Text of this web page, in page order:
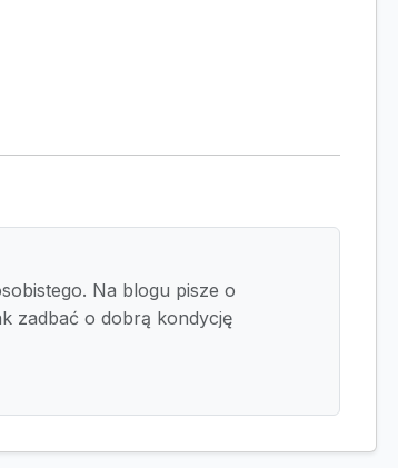
Na blogu pisze o
zadbać o dobrą kondycję